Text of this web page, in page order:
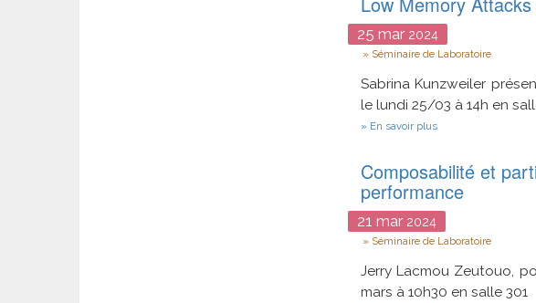
par
vision
pour
la
d'assistance
à
à
25 mar2024
Type
Séminaire de Laboratoire
Sabrina Kunzweiler
le lundi 25/03 à 14h en
En savoir plussur
Attacks
on
Small
Key
Composabilité et
performance
21 mar2024
Type
Séminaire de Laboratoire
Jerry Lacmou Zeutouo,
mars à 10h30 en salle 301